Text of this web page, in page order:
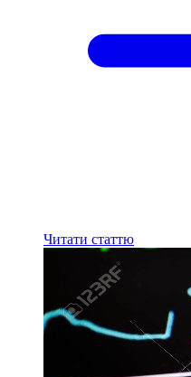
Читати статтю